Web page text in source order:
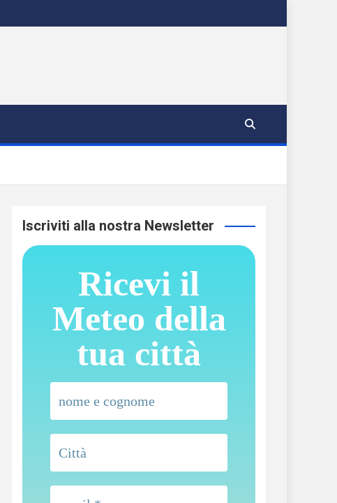
Iscriviti alla nostra Newsletter
Ricevi il
Meteo della
tua città